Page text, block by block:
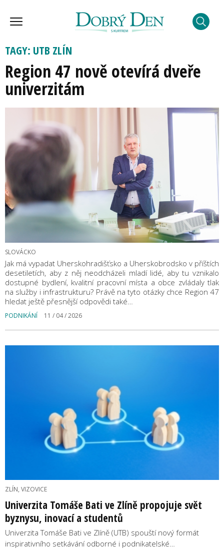
TAGY: UTB ZLÍN
Region 47 nově otevírá dveře
univerzitám
SLOVÁCKO
Jak má vypadat Uherskohradišťsko a Uherskobrodsko v příštích
desetiletích, aby z něj neodcházeli mladí lidé, aby tu vznikalo
dostupné bydlení, kvalitní pracovní místa a obce zvládaly tlak
na služby i infrastrukturu? Právě na tyto otázky chce Region 47
hledat ještě přesnější odpovědi také…
PODNIKÁNÍ 11 / 04 / 2026
ZLÍN, VIZOVICE
Univerzita Tomáše Bati ve Zlíně propojuje svět
byznysu, inovací a studentů
Univerzita Tomáše Bati ve Zlíně (UTB) spouští nový formát
inspirativního setkávání odborné i podnikatelské…